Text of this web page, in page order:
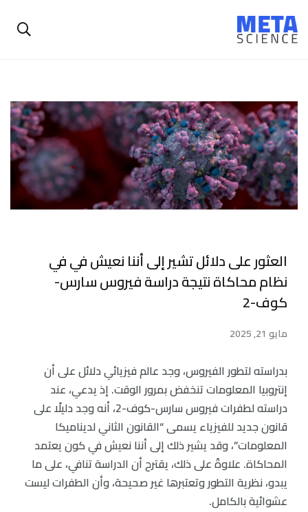
العثور على دلائل تشير إلى أننا نعيش في في
نظام محاكاة نتيجة دراسة فيروس سارس-
كوف-2
مايو 21, 2025
بدراسته لتطور الفيروس، وجد عالم فيزيائي دلائل على أن
إنتروبيا المعلومات تنخفض بمرور الوقت. إذ يدعي، عند
دراسته لطفرات فيروس سارس-كوف-2، أنه وجد دليلًا على
قانون جديد للفيزياء يسمى “القانون الثاني لديناميكا
المعلومات”، وقد يشير ذلك إلى أننا نعيش في كون يعتمد
المحاكاة. علاوةً على ذلك، يقترح أن الدراسة تنافي، على ما
يبدو، نظرية التطور وتعتبرها غير صحيحة، وأن الطفرات ليست
عشوائية بالكامل.